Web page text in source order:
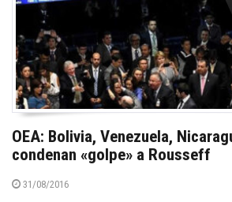
OEA: Bolivia, Venezuela,
condenan «golpe» a Rousseff
31/08/2016